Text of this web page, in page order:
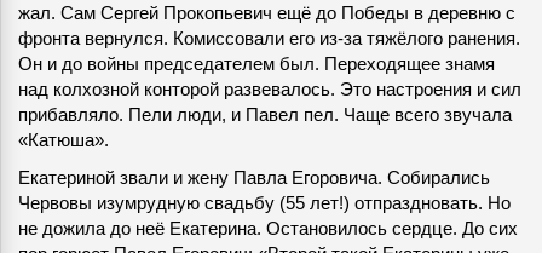
жал. Сам Сергей Прокопьевич ещё до Победы в деревню с
фронта вернулся. Комиссовали его из-за тяжёлого ранения.
Он и до войны председателем был. Переходящее знамя
над колхозной конторой развевалось. Это настроения и сил
прибавляло. Пели люди, и Павел пел. Чаще всего звучала
«Катюша».
Екатериной звали и жену Павла Егоровича. Собирались
Червовы изумрудную свадьбу (55 лет!) отпраздновать. Но
не дожила до неё Екатерина. Остановилось сердце. До сих